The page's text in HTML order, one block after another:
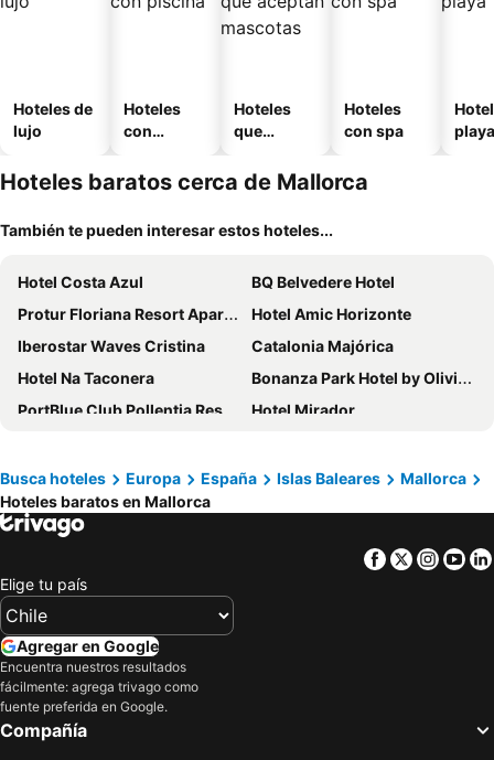
Hoteles de
lujo
Hoteles
con
Hoteles
que
mascotas
Hoteles
con spa
playa
Hoteles baratos cerca de Mallorca
También te pueden interesar estos hoteles...
Hotel Costa Azul
BQ Belvedere Hotel
Protur Floriana Resort Aparthotel
Hotel Amic Horizonte
Iberostar Waves Cristina
Catalonia Majórica
Hotel Na Taconera
Bonanza Park Hotel by Olivia Hotels Collection
PortBlue Club Pollentia Resort & Spa
Hotel Mirador
Hotel ROC Illetas & SPA
HYB Eurocalas
Portofino Mallorca
Hotel Joan Miró Museum
Belle Zurbarán Palma Hotel
Iberostar Waves Alcudia Park
Aluasun Continental Park Hotel & Apartments
AluaSoul Carolina
Reverence Mare Hotel - Adults Only
ALUA Suites Las Rocas
Busca hoteles Europa España Islas Baleares
Mallorca
Hoteles baratos en Mallorca
Facebook
Twitter
Elige tu país
Agregar en Google
Encuentra nuestros resultados
fácilmente: agrega trivago como
fuente preferida en Google.
Compañía